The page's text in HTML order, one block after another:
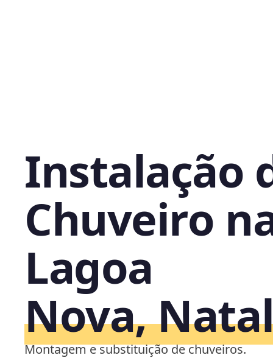
Instalação
Chuveiro
Lagoa
Nova,
Montagem e substituição de chuveiros.